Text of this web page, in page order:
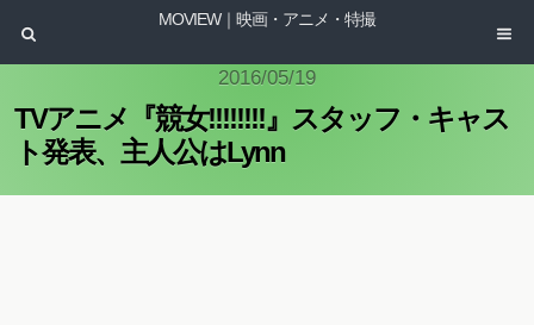
MOVIEW｜映画・アニメ・特撮
2016/05/19
TVアニメ『競女!!!!!!!!』スタッフ・キャス
ト発表、主人公はLynn